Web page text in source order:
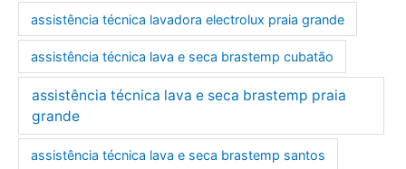
assistência técnica lavadora electrolux praia grande
assistência técnica lava e seca brastemp cubatão
assistência técnica lava e seca brastemp praia
grande
assistência técnica lava e seca brastemp santos